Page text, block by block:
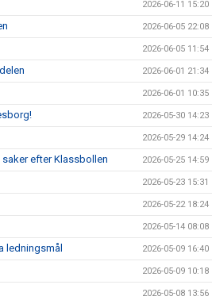
2026-06-11 15:20
2026-06-05 22:08
2026-06-05 11:54
2026-06-01 21:34
2026-06-01 10:35
2026-05-30 14:23
2026-05-29 14:24
efter Klassbollen 2026-05-25 14:59
2026-05-23 15:31
2026-05-22 18:24
2026-05-14 08:08
ledningsmål 2026-05-09 16:40
2026-05-09 10:18
2026-05-08 13:56